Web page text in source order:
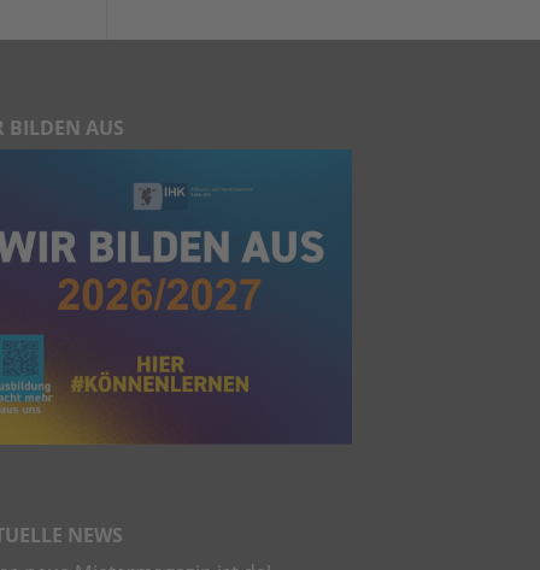
BILDEN AUS
NEWS